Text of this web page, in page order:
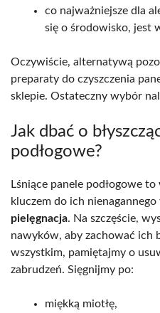
co najważniejsze dla
się o środowisko, jest
Oczywiście, alternatywą
preparaty do czyszczenia
sklepie. Ostateczny wybór
Jak dbać o
podłogowe?
Lśniące panele podłogowe
kluczem do ich
pielęgnacja. Na szczęście,
nawyków, aby zachować ich
wszystkim, pamiętajmy o
zabrudzeń. Sięgnijmy po:
miękką miotłę,